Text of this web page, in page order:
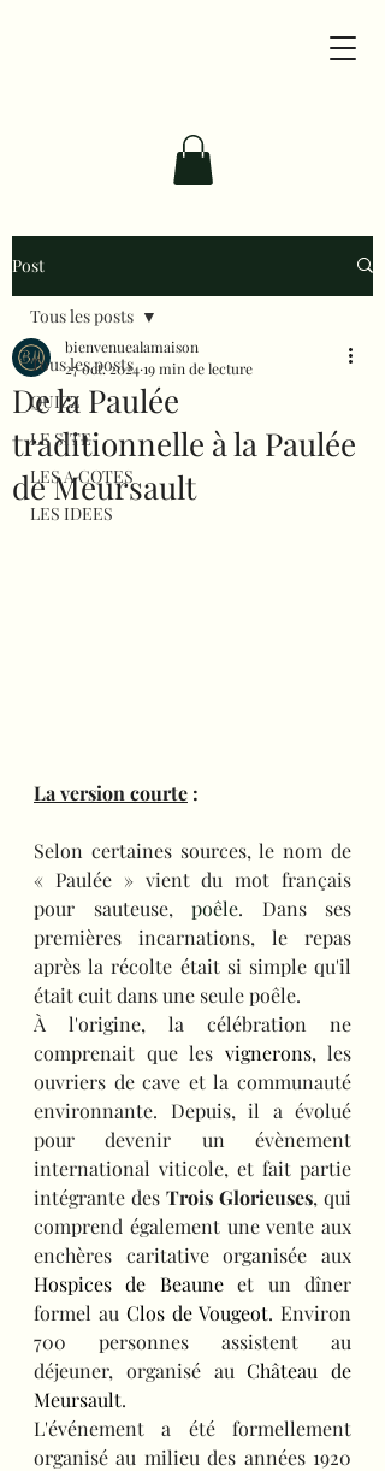
Post
Tous les posts
QUIZZ
LE SITE
LES A COTES
LES IDEES
Tous les posts
De la Paulée
traditionnelle à la Paulée
de Meursault
bienvenuealamaison
27 oct. 202419 min de lecture
La version courte :
Selon certaines sources, le nom de
« Paulée » vient du mot français
pour sauteuse, poêle. Dans ses
premières incarnations, le repas
après la récolte était si simple qu'il
était cuit dans une seule poêle.
À l'origine, la célébration ne
comprenait que les vignerons, les
ouvriers de cave et la communauté
environnante. Depuis, il a évolué
pour devenir un évènement
international viticole, et fait partie
intégrante des Trois Glorieuses, qui
comprend également une vente aux
Hospices de Beaune et un dîner
formel au Clos de Vougeot. Environ
700 personnes assistent au
déjeuner, organisé au Château de
Meursault.
L'événement a été formellement
organisé au milieu des années 1920